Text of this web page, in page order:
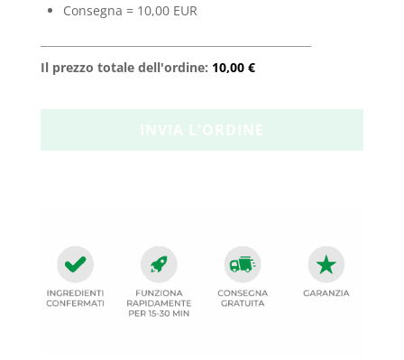
Consegna = 10,00 EUR
Il prezzo totale dell'ordine: 10,00 €